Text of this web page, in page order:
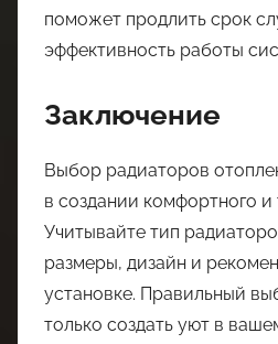
поможет продлить срок
эффективность работы
Заключение
Выбор радиаторов
в создании комфортного и
Учитывайте тип
размеры, дизайн и
установке. Правильный
только создать уют в